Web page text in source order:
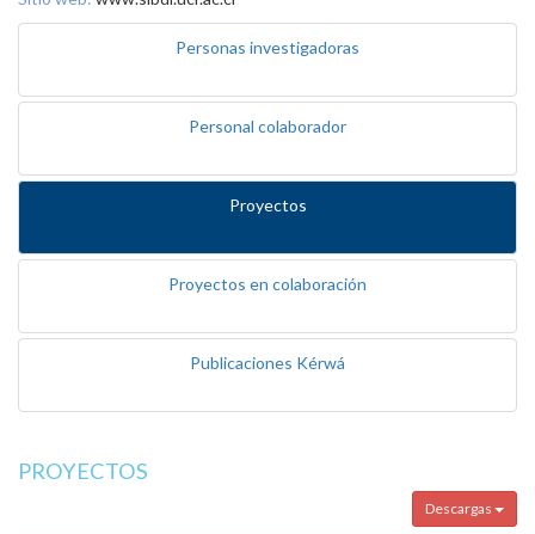
Personas investigadoras
Personal colaborador
Proyectos
Proyectos en colaboración
Publicaciones Kérwá
PROYECTOS
Descargas